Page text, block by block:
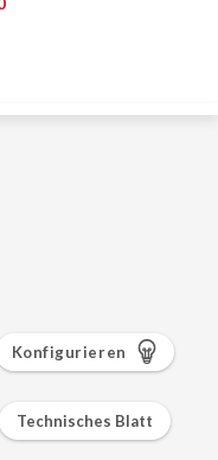
Konfigurieren
Technisches Blatt